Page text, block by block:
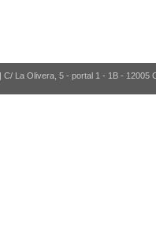
La Olivera, 5 - portal 1 - 1B - 12005